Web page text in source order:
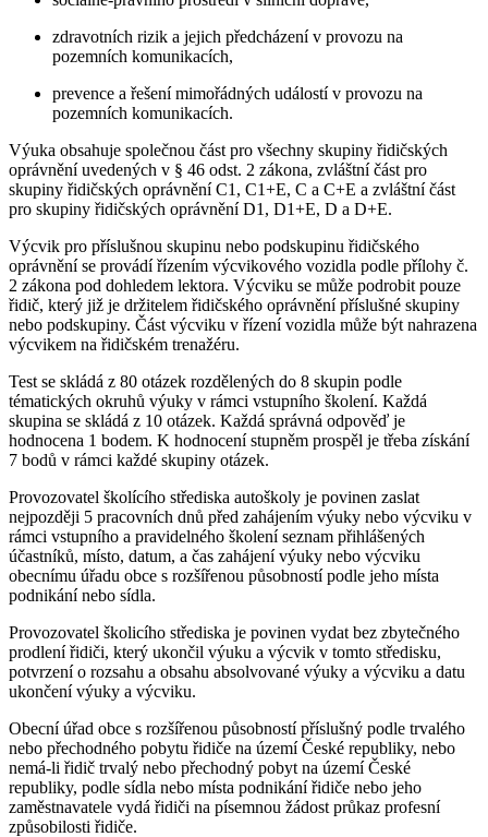
zdravotních rizik a jejich předcházení v provozu na
pozemních komunikacích,
prevence a řešení mimořádných událostí v provozu na
pozemních komunikacích.
Výuka obsahuje společnou část pro všechny skupiny řidičských
oprávnění uvedených v § 46 odst. 2 zákona, zvláštní část pro
skupiny řidičských oprávnění C1, C1+E, C a C+E a zvláštní část
pro skupiny řidičských oprávnění D1, D1+E, D a D+E.
Výcvik pro příslušnou skupinu nebo podskupinu řidičského
oprávnění se provádí řízením výcvikového vozidla podle přílohy č.
2 zákona pod dohledem lektora. Výcviku se může podrobit pouze
řidič, který již je držitelem řidičského oprávnění příslušné skupiny
nebo podskupiny. Část výcviku v řízení vozidla může být nahrazena
výcvikem na řidičském trenažéru.
Test se skládá z 80 otázek rozdělených do 8 skupin podle
tématických okruhů výuky v rámci vstupního školení. Každá
skupina se skládá z 10 otázek. Každá správná odpověď je
hodnocena 1 bodem. K hodnocení stupněm prospěl je třeba získání
7 bodů v rámci každé skupiny otázek.
Provozovatel školícího střediska autoškoly je povinen zaslat
nejpozději 5 pracovních dnů před zahájením výuky nebo výcviku v
rámci vstupního a pravidelného školení seznam přihlášených
účastníků, místo, datum, a čas zahájení výuky nebo výcviku
obecnímu úřadu obce s rozšířenou působností podle jeho místa
podnikání nebo sídla.
Provozovatel školicího střediska je povinen vydat bez zbytečného
prodlení řidiči, který ukončil výuku a výcvik v tomto středisku,
potvrzení o rozsahu a obsahu absolvované výuky a výcviku a datu
ukončení výuky a výcviku.
Obecní úřad obce s rozšířenou působností příslušný podle trvalého
nebo přechodného pobytu řidiče na území České republiky, nebo
nemá-li řidič trvalý nebo přechodný pobyt na území České
republiky, podle sídla nebo místa podnikání řidiče nebo jeho
zaměstnavatele vydá řidiči na písemnou žádost průkaz profesní
způsobilosti řidiče.